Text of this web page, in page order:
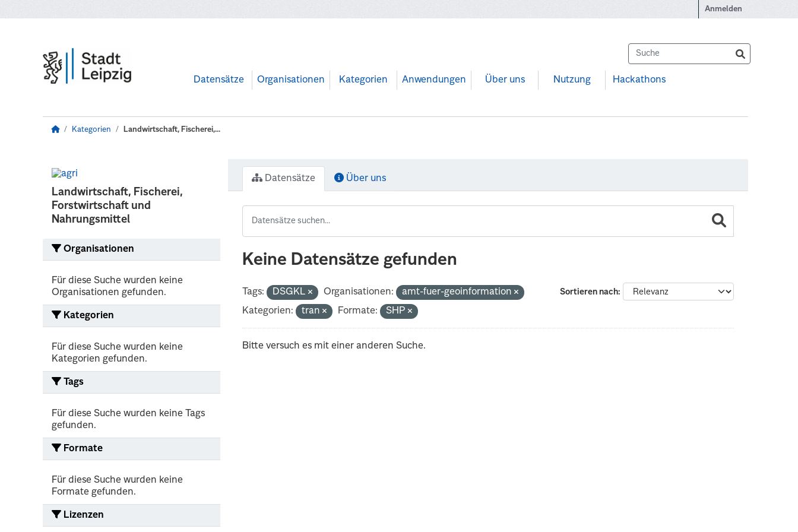
Anmelden
Datensätze Organisationen Kategorien Anwendungen Über uns Nutzung Hackathons
Kategorien Landwirtschaft, Fischerei,...
Landwirtschaft, Fischerei,
Forstwirtschaft und
Nahrungsmittel
Organisationen
Für diese Suche wurden keine
Organisationen gefunden.
Kategorien
Für diese Suche wurden keine
Kategorien gefunden.
Tags
Für diese Suche wurden keine Tags
gefunden.
Formate
Für diese Suche wurden keine
Formate gefunden.
Lizenzen
Datensätze Über uns
Keine Datensätze gefunden
Sortieren nach
Tags: DSGKL Organisationen:
amt-fuer-geoinformation
Kategorien:
tran Formate: SHP
Bitte versuch es mit einer anderen Suche.